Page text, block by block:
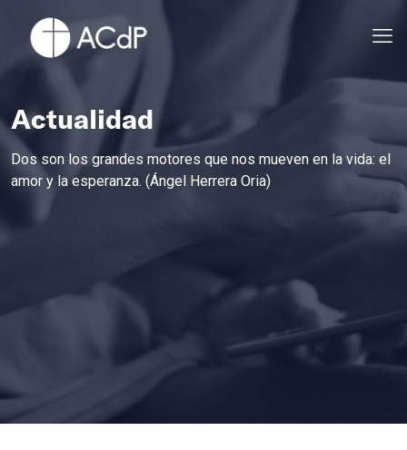
Actualidad
Dos son los grandes motores que nos mueven en la vida: el
amor y la esperanza. (Ángel Herrera Oria)